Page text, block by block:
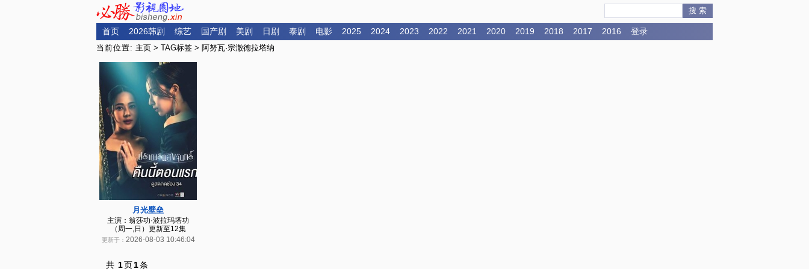
搜 索
首页 2026韩剧 综艺 国产剧 美剧 日剧 泰剧 电影 2025 2024 2023 2022 2021 2020 2019 2018 2017 2016 登录
当前位置: 主页 > TAG标签 > 阿努瓦·宗澈德拉塔纳
月光壁垒
主演：翁莎功·波拉玛塔功
（周一,日）更新至12集
更新于： 2026-08-03 10:46:04
共 1页1条